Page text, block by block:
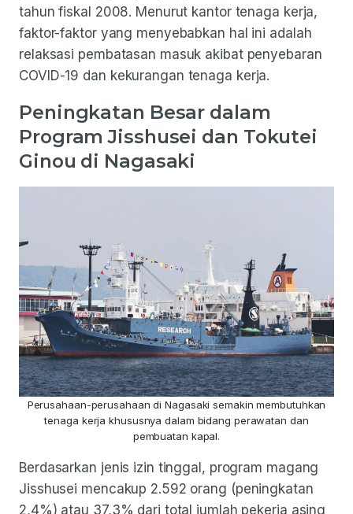
tahun fiskal 2008. Menurut kantor tenaga kerja,
faktor-faktor yang menyebabkan hal ini adalah
relaksasi pembatasan masuk akibat penyebaran
COVID-19 dan kekurangan tenaga kerja.
Peningkatan Besar dalam
Program Jisshusei dan Tokutei
Ginou di Nagasaki
Perusahaan-perusahaan di Nagasaki semakin membutuhkan
tenaga kerja khususnya dalam bidang perawatan dan
pembuatan kapal.
Berdasarkan jenis izin tinggal, program magang
Jisshusei mencakup 2.592 orang (peningkatan
2,4%) atau 37,3% dari total jumlah pekerja asing